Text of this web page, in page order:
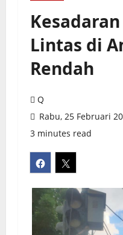
Lintas di
Rendah
Q
Rabu, 25 Februari
3 minutes read